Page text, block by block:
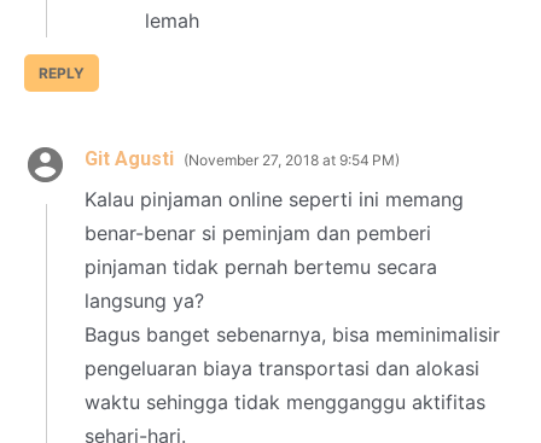
REPLY
lemah
Git Agusti November 27, 2018 at 9:54 PM
Kalau pinjaman online seperti ini memang
benar-benar si peminjam dan pemberi
pinjaman tidak pernah bertemu secara
langsung ya?
Bagus banget sebenarnya, bisa meminimalisir
pengeluaran biaya transportasi dan alokasi
waktu sehingga tidak mengganggu aktifitas
sehari-hari.